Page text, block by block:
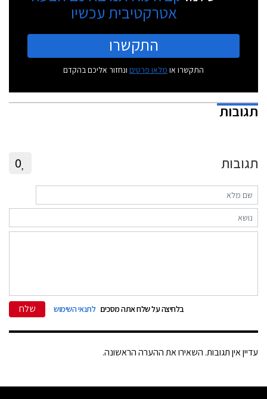
אטרקטיבית עכשיו
התקשרו
התקשרו או מלאו פרטים ונחזור אליכם בהקדם
תגובות
תגובות 0
בלחיצה על שלח אתה מסכים לתנאי השימוש שלח
עדיין אין תגובות. השאירו את ההערה הראשונה.